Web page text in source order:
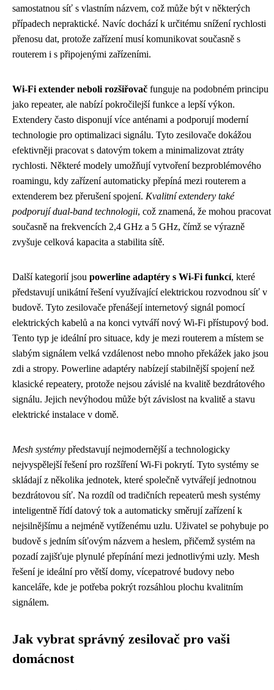
samostatnou síť s vlastním názvem, což může být v některých
případech nepraktické. Navíc dochází k určitému snížení rychlosti
přenosu dat, protože zařízení musí komunikovat současně s
routerem i s připojenými zařízeními.
Wi-Fi extender neboli rozšiřovač funguje na podobném principu
jako repeater, ale nabízí pokročilejší funkce a lepší výkon.
Extendery často disponují více anténami a podporují moderní
technologie pro optimalizaci signálu. Tyto zesilovače dokážou
efektivněji pracovat s datovým tokem a minimalizovat ztráty
rychlosti. Některé modely umožňují vytvoření bezproblémového
roamingu, kdy zařízení automaticky přepíná mezi routerem a
extenderem bez přerušení spojení. Kvalitní extendery také
podporují dual-band technologii, což znamená, že mohou pracovat
současně na frekvencích 2,4 GHz a 5 GHz, čímž se výrazně
zvyšuje celková kapacita a stabilita sítě.
Další kategorií jsou powerline adaptéry s Wi-Fi funkcí, které
představují unikátní řešení využívající elektrickou rozvodnou síť v
budově. Tyto zesilovače přenášejí internetový signál pomocí
elektrických kabelů a na konci vytváří nový Wi-Fi přístupový bod.
Tento typ je ideální pro situace, kdy je mezi routerem a místem se
slabým signálem velká vzdálenost nebo mnoho překážek jako jsou
zdi a stropy. Powerline adaptéry nabízejí stabilnější spojení než
klasické repeatery, protože nejsou závislé na kvalitě bezdrátového
signálu. Jejich nevýhodou může být závislost na kvalitě a stavu
elektrické instalace v domě.
Mesh systémy představují nejmodernější a technologicky
nejvyspělejší řešení pro rozšíření Wi-Fi pokrytí. Tyto systémy se
skládají z několika jednotek, které společně vytvářejí jednotnou
bezdrátovou síť. Na rozdíl od tradičních repeaterů mesh systémy
inteligentně řídí datový tok a automaticky směrují zařízení k
nejsilnějšímu a nejméně vytíženému uzlu. Uživatel se pohybuje po
budově s jedním síťovým názvem a heslem, přičemž systém na
pozadí zajišťuje plynulé přepínání mezi jednotlivými uzly. Mesh
řešení je ideální pro větší domy, vícepatrové budovy nebo
kanceláře, kde je potřeba pokrýt rozsáhlou plochu kvalitním
signálem.
Jak vybrat správný zesilovač pro vaši
domácnost